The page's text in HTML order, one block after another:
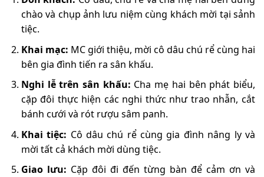
chào và chụp ảnh lưu niệm cùng khách mời tại sảnh
tiệc.
Khai mạc: MC giới thiệu, mời cô dâu chú rể cùng hai
bên gia đình tiến ra sân khấu.
Nghi lễ trên sân khấu: Cha mẹ hai bên phát biểu,
cặp đôi thực hiện các nghi thức như trao nhẫn, cắt
bánh cưới và rót rượu sâm panh.
Khai tiệc: Cô dâu chú rể cùng gia đình nâng ly và
mời tất cả khách mời dùng tiệc.
Giao lưu: Cặp đôi đi đến từng bàn để cảm ơn và